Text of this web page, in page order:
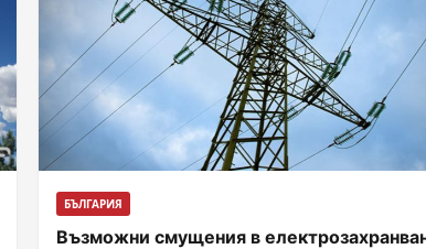
БЪЛГАРИЯ
Възможни смущения в